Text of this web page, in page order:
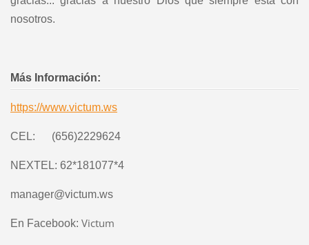
nosotros.
Más Información:
https://www.victum.ws
CEL: (656)2229624
NEXTEL: 62*181077*4
manager@victum.ws
En Facebook: Victum